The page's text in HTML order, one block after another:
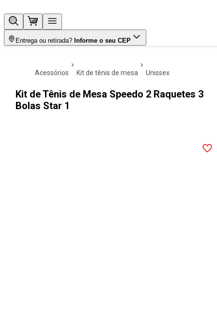
Entrega ou retirada? Informe o seu CEP
acessórios kit de tênis de mesa unissex
Kit de Tênis de Mesa Speedo 2 Raquetes 3
Bolas Star 1